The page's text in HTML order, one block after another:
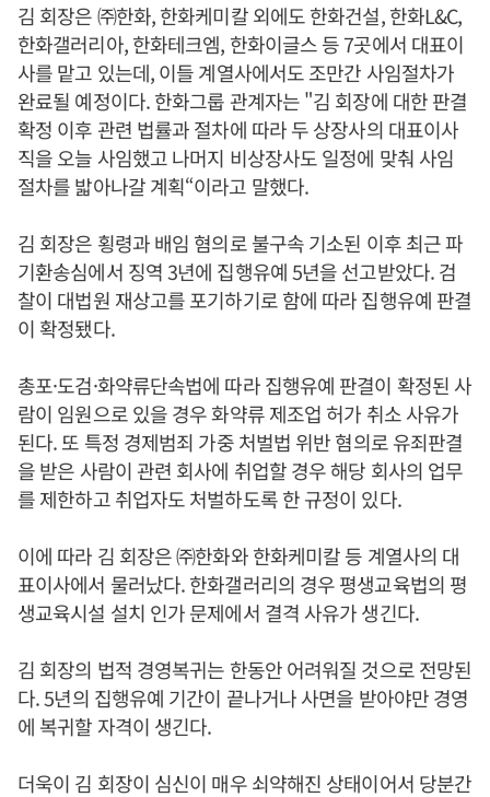
김 회장은 ㈜한화, 한화케미칼 외에도 한화건설, 한화L&C,
한화갤러리아, 한화테크엠, 한화이글스 등 7곳에서 대표이
사를 맡고 있는데, 이들 계열사에서도 조만간 사임절차가
완료될 예정이다. 한화그룹 관계자는 "김 회장에 대한 판결
확정 이후 관련 법률과 절차에 따라 두 상장사의 대표이사
직을 오늘 사임했고 나머지 비상장사도 일정에 맞춰 사임
절차를 밟아나갈 계획“이라고 말했다.
김 회장은 횡령과 배임 혐의로 불구속 기소된 이후 최근 파
기환송심에서 징역 3년에 집행유예 5년을 선고받았다. 검
찰이 대법원 재상고를 포기하기로 함에 따라 집행유예 판결
이 확정됐다.
총포·도검·화약류단속법에 따라 집행유예 판결이 확정된 사
람이 임원으로 있을 경우 화약류 제조업 허가 취소 사유가
된다. 또 특정 경제범죄 가중 처벌법 위반 혐의로 유죄판결
을 받은 사람이 관련 회사에 취업할 경우 해당 회사의 업무
를 제한하고 취업자도 처벌하도록 한 규정이 있다.
이에 따라 김 회장은 ㈜한화와 한화케미칼 등 계열사의 대
표이사에서 물러났다. 한화갤러리의 경우 평생교육법의 평
생교육시설 설치 인가 문제에서 결격 사유가 생긴다.
김 회장의 법적 경영복귀는 한동안 어려워질 것으로 전망된
다. 5년의 집행유예 기간이 끝나거나 사면을 받아야만 경영
에 복귀할 자격이 생긴다.
더욱이 김 회장이 심신이 매우 쇠약해진 상태이어서 당분간